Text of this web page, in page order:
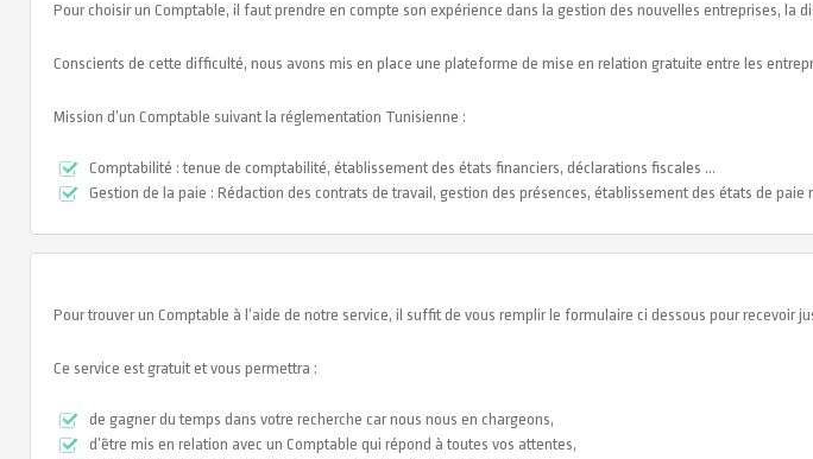
Pour choisir un Comptable, il faut prendre en compte son expérience dans la gestion des nouvelles entreprises, la
Conscients de cette difficulté, nous avons mis en place une plateforme de mise en relation gratuite entre les
Mission d’un Comptable suivant la réglementation Tunisienne :
Comptabilité : tenue de comptabilité, établissement des états financiers, déclarations fiscales …
Gestion de la paie : Rédaction des contrats de travail, gestion des présences, établissement des états de
Pour trouver un Comptable à l’aide de notre service, il suffit de vous remplir le formulaire ci dessous pour recevoir
Ce service est gratuit et vous permettra :
de gagner du temps dans votre recherche car nous nous en chargeons,
d’être mis en relation avec un Comptable qui répond à toutes vos attentes,